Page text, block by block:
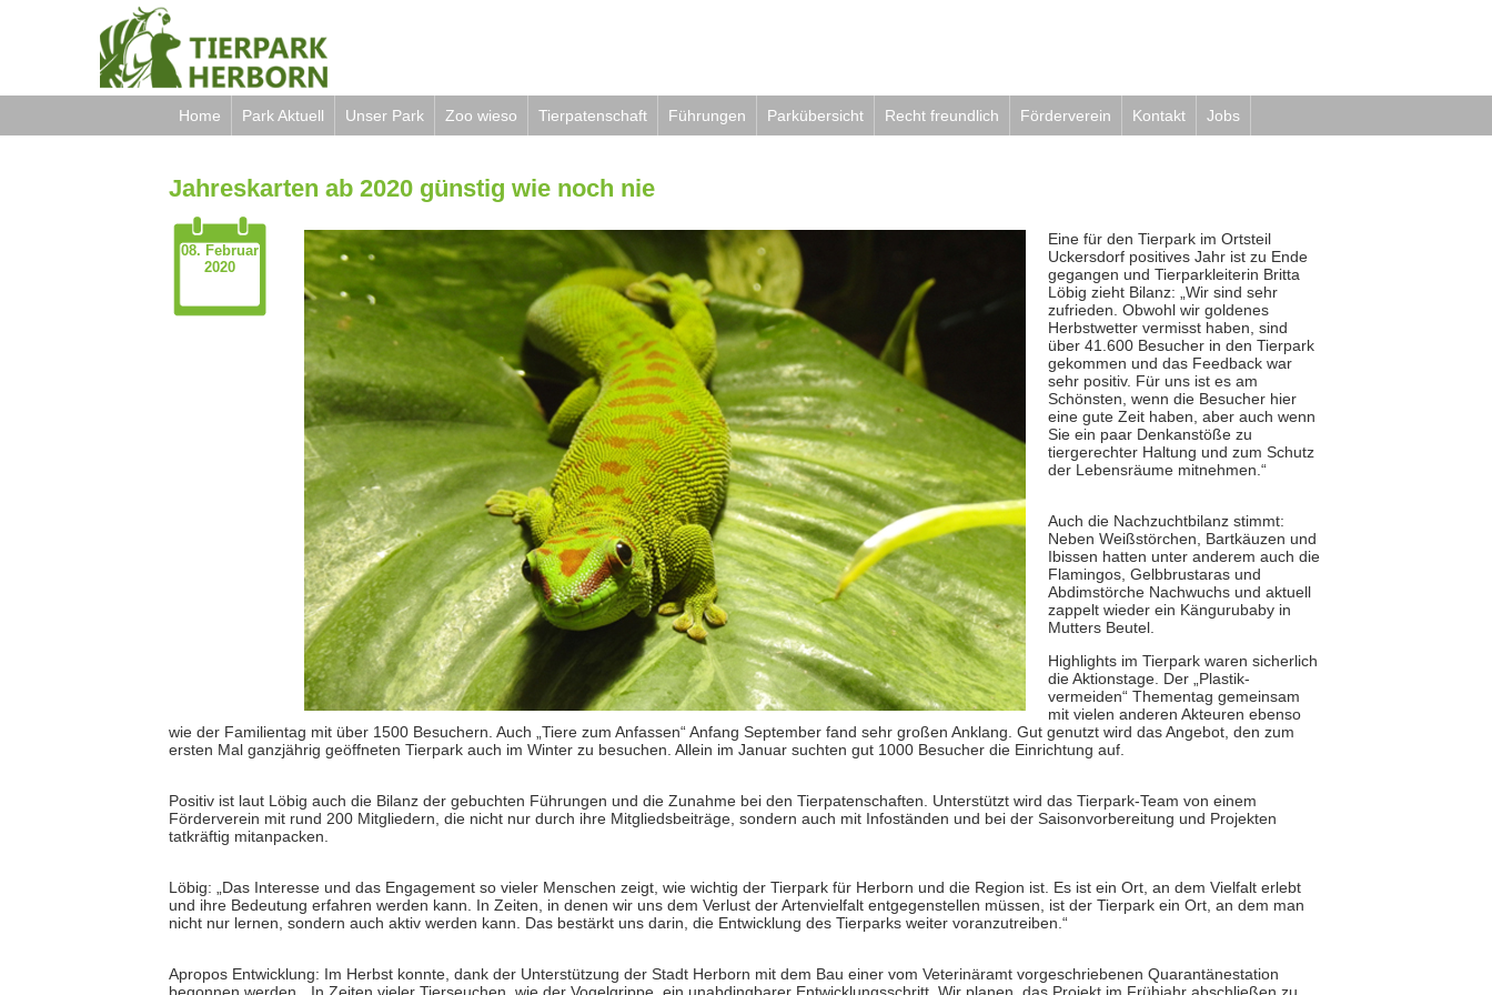
Home Park Aktuell Unser Park Zoo wieso Tierpatenschaft Führungen Parkübersicht Recht freundlich Förderverein Kontakt Jobs
Jahreskarten ab 2020 günstig wie noch nie
08. Februar
2020
Eine für den Tierpark im Ortsteil
Uckersdorf positives Jahr ist zu Ende
gegangen und Tierparkleiterin Britta
Löbig zieht Bilanz: „Wir sind sehr
zufrieden. Obwohl wir goldenes
Herbstwetter vermisst haben, sind
über 41.600 Besucher in den Tierpark
gekommen und das Feedback war
sehr positiv. Für uns ist es am
Schönsten, wenn die Besucher hier
eine gute Zeit haben, aber auch wenn
Sie ein paar Denkanstöße zu
tiergerechter Haltung und zum Schutz
der Lebensräume mitnehmen.“
Auch die Nachzuchtbilanz stimmt:
Neben Weißstörchen, Bartkäuzen und
Ibissen hatten unter anderem auch die
Flamingos, Gelbbrustaras und
Abdimstörche Nachwuchs und aktuell
zappelt wieder ein Kängurubaby in
Mutters Beutel.
Highlights im Tierpark waren sicherlich
die Aktionstage. Der „Plastik-
vermeiden“ Thementag gemeinsam
mit vielen anderen Akteuren ebenso
wie der Familientag mit über 1500 Besuchern. Auch „Tiere zum Anfassen“ Anfang September fand sehr großen Anklang. Gut genutzt wird das Angebot, den zum
ersten Mal ganzjährig geöffneten Tierpark auch im Winter zu besuchen. Allein im Januar suchten gut 1000 Besucher die Einrichtung auf.
Positiv ist laut Löbig auch die Bilanz der gebuchten Führungen und die Zunahme bei den Tierpatenschaften. Unterstützt wird das Tierpark-Team von einem
Förderverein mit rund 200 Mitgliedern, die nicht nur durch ihre Mitgliedsbeiträge, sondern auch mit Infoständen und bei der Saisonvorbereitung und Projekten
tatkräftig mitanpacken.
Löbig: „Das Interesse und das Engagement so vieler Menschen zeigt, wie wichtig der Tierpark für Herborn und die Region ist. Es ist ein Ort, an dem Vielfalt erlebt
und ihre Bedeutung erfahren werden kann. In Zeiten, in denen wir uns dem Verlust der Artenvielfalt entgegenstellen müssen, ist der Tierpark ein Ort, an dem man
nicht nur lernen, sondern auch aktiv werden kann. Das bestärkt uns darin, die Entwicklung des Tierparks weiter voranzutreiben.“
Apropos Entwicklung: Im Herbst konnte, dank der Unterstützung der Stadt Herborn mit dem Bau einer vom Veterinäramt vorgeschriebenen Quarantänestation